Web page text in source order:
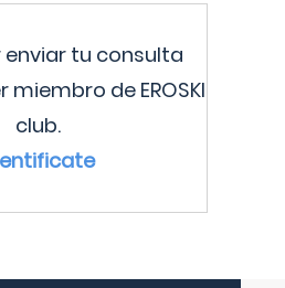
enviar tu consulta
miembro de EROSKI
club.